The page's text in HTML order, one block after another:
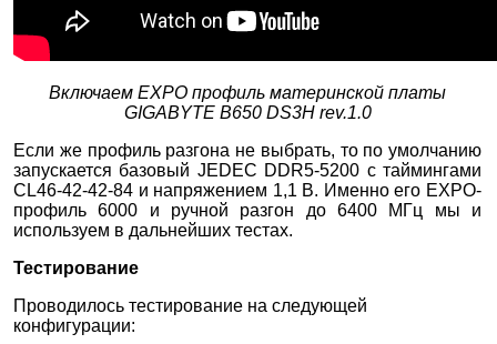
Включаем EXPO профиль материнской платы
GIGABYTE B650 DS3H rev.1.0
Если же профиль разгона не выбрать, то по умолчанию
запускается базовый JEDEC DDR5-5200 с таймингами
CL46-42-42-84 и напряжением 1,1 В. Именно его EXPO-
профиль 6000 и ручной разгон до 6400 МГц мы и
используем в дальнейших тестах.
Тестирование
Проводилось тестирование на следующей
конфигурации: